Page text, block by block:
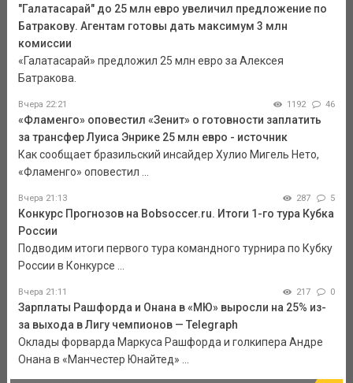
"Галатасарай" до 25 млн евро увеличил предложение по
Батракову. Агентам готовы дать максимум 3 млн
комиссии
«Галатасарай» предложил 25 млн евро за Алексея
Батракова.
Вчера 22:21 1192 46
«Фламенго» оповестил «Зенит» о готовности заплатить
за трансфер Луиса Энрике 25 млн евро - источник
Как сообщает бразильский инсайдер Хулио Мигель Нето,
«Фламенго» оповестил ...
Вчера 21:13 287 5
Конкурс Прогнозов на Bobsoccer.ru. Итоги 1-го тура Кубка
России
Подводим итоги первого тура командного турнира по Кубку
России в Конкурсе ...
Вчера 21:11 217 0
Зарплаты Рашфорда и Онана в «МЮ» выросли на 25% из-
за выхода в Лигу чемпионов — Telegraph
Оклады форварда Маркуса Рашфорда и голкипера Андре
Онана в «Манчестер Юнайтед» ...